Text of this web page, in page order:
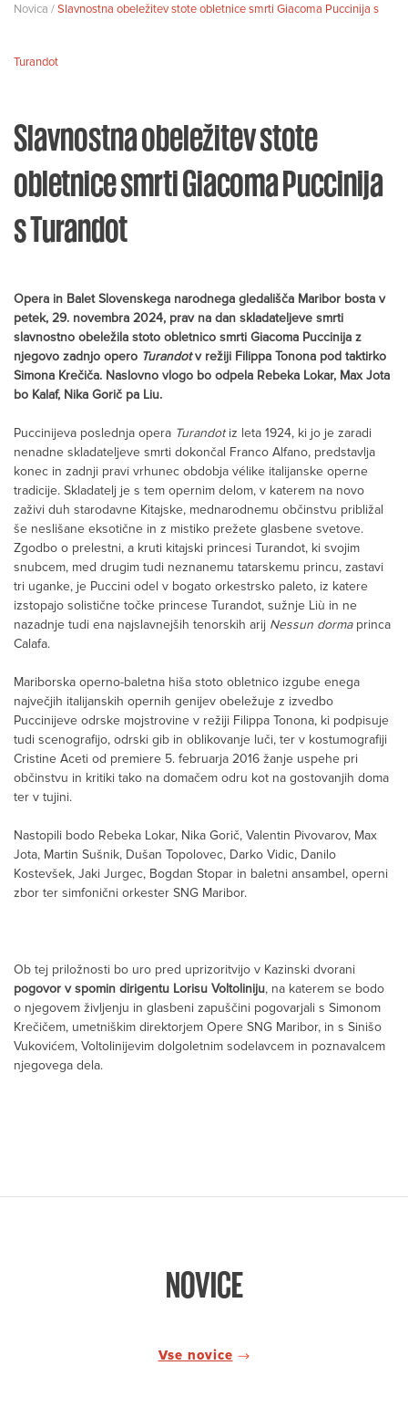
Novica /Slavnostna obeležitev stote obletnice smrti Giacoma Puccinija s
Turandot
Slavnostna obeležitev stote
obletnice smrti Giacoma Puccinija
s Turandot
Opera in Balet Slovenskega narodnega gledališča Maribor bosta v
petek, 29. novembra 2024, prav na dan skladateljeve smrti
slavnostno obeležila stoto obletnico smrti Giacoma Puccinija z
njegovo zadnjo opero Turandotv režiji Filippa Tonona pod taktirko
Simona Krečiča. Naslovno vlogo bo odpela Rebeka Lokar, Max Jota
bo Kalaf, Nika Gorič pa Liu.
Puccinijeva poslednja opera Turandotiz leta 1924, ki jo je zaradi
nenadne skladateljeve smrti dokončal Franco Alfano, predstavlja
konec in zadnji pravi vrhunec obdobja vélike italijanske operne
tradicije. Skladatelj je s tem opernim delom, v katerem na novo
zaživi duh starodavne Kitajske, mednarodnemu občinstvu približal
še neslišane eksotične in z mistiko prežete glasbene svetove.
Zgodbo o prelestni, a kruti kitajski princesi Turandot, ki svojim
snubcem, med drugim tudi neznanemu tatarskemu princu, zastavi
tri uganke, je Puccini odel v bogato orkestrsko paleto, iz katere
izstopajo solistične točke princese Turandot, sužnje Liù in ne
nazadnje tudi ena najslavnejših tenorskih arij Nessun dormaprinca
Calafa.
Mariborska operno-baletna hiša stoto obletnico izgube enega
največjih italijanskih opernih genijev obeležuje z izvedbo
Puccinijeve odrske mojstrovine v režiji Filippa Tonona, ki podpisuje
tudi scenografijo, odrski gib in oblikovanje luči, ter v kostumografiji
Cristine Aceti od premiere 5. februarja 2016 žanje uspehe pri
občinstvu in kritiki tako na domačem odru kot na gostovanjih doma
ter v tujini.
Nastopili bodo Rebeka Lokar, Nika Gorič, Valentin Pivovarov, Max
Jota, Martin Sušnik, Dušan Topolovec, Darko Vidic, Danilo
Kostevšek, Jaki Jurgec, Bogdan Stopar in baletni ansambel, operni
zbor ter simfonični orkester SNG Maribor.
Ob tej priložnosti bo uro pred uprizoritvijo v Kazinski dvorani
pogovor v spomin dirigentu Lorisu Voltoliniju, na katerem se bodo
o njegovem življenju in glasbeni zapuščini pogovarjali s Simonom
Krečičem, umetniškim direktorjem Opere SNG Maribor, in s Sinišo
Vukovićem, Voltolinijevim dolgoletnim sodelavcem in poznavalcem
njegovega dela.
NOVICE
Vse novice